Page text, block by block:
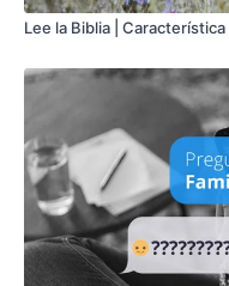
Lee la Biblia |